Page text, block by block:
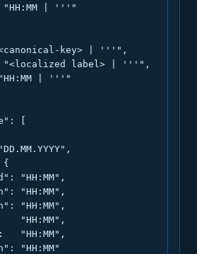
| '''"
key> | '''",
label> | '''",
| '''"
[
"HH:MM",
"HH:MM",
"HH:MM",
"HH:MM",
"HH:MM",
"HH:MM"